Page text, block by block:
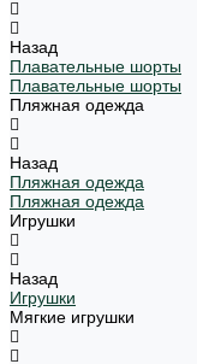
Назад
Плавательные шорты
Плавательные шорты
Пляжная одежда
Назад
Пляжная одежда
Пляжная одежда
Игрушки
Назад
Игрушки
Мягкие игрушки